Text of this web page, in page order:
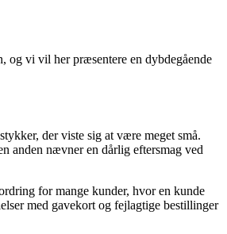
og vi vil her præsentere en dybdegående
der viste sig at være meget små.
anden nævner en dårlig eftersmag ved
for mange kunder, hvor en kunde
med gavekort og fejlagtige bestillinger